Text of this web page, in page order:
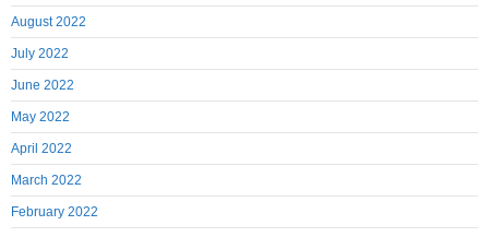
August 2022
July 2022
June 2022
May 2022
April 2022
March 2022
February 2022